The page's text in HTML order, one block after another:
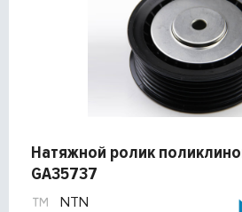
Натяжной ролик
GA35737
NTN